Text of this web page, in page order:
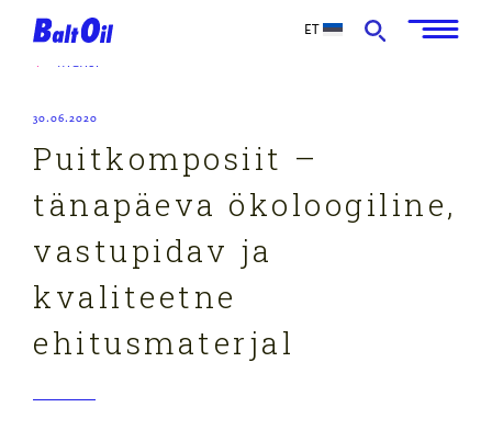
ET
TAGASI
30.06.2020
Puitkomposiit –
tänapäeva ökoloogiline,
vastupidav ja
kvaliteetne
ehitusmaterjal